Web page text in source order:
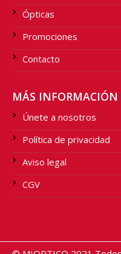
Ópticas
Promociones
Contacto
MÁS INFORMACIÓN
Únete a nosotros
Política de privacidad
Aviso legal
CGV